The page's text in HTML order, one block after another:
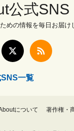
公式SNS
めの情報を毎日お届け
一覧
について 著作権・